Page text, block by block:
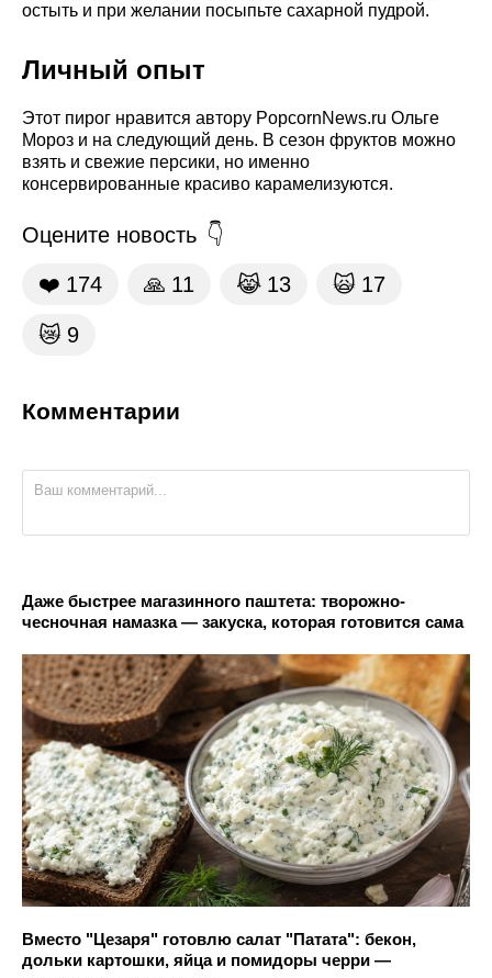
остыть и при желании посыпьте сахарной пудрой.
Личный опыт
Этот пирог нравится автору PopcornNews.ru Ольге
Мороз и на следующий день. В сезон фруктов можно
взять и свежие персики, но именно
консервированные красиво карамелизуются.
Оцените новость
❤️ 174 🙏 11 😹 13 🙀 17
😿 9
Комментарии
Даже быстрее магазинного паштета: творожно-
чесночная намазка — закуска, которая готовится сама
Вместо "Цезаря" готовлю салат "Патата": бекон,
дольки картошки, яйца и помидоры черри —